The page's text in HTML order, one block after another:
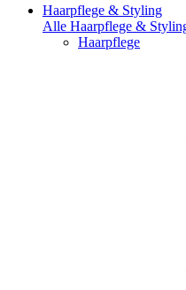
Haarpflege & Styling
Alle Haarpflege &
Haarpflege